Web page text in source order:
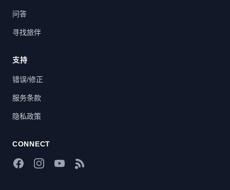
问答
寻找旅伴
支持
错误/修正
服务条款
隐私政策
CONNECT
FacebookInstagramYouTubeRSS Feed